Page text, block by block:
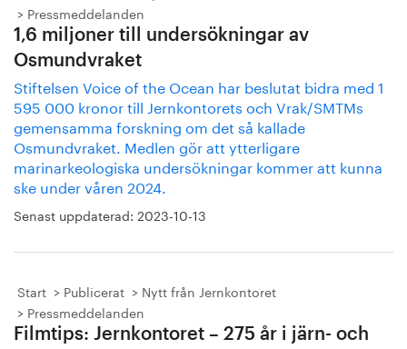
Pressmeddelanden
1,6 miljoner till undersökningar av
Osmundvraket
Stiftelsen Voice of the Ocean har beslutat bidra med 1
595 000 kronor till Jernkontorets och Vrak/SMTMs
gemensamma forskning om det så kallade
Osmundvraket. Medlen gör att ytterligare
marinarkeologiska undersökningar kommer att kunna
ske under våren 2024.
Senast uppdaterad: 2023-10-13
Start Publicerat
Nytt från Jernkontoret
Pressmeddelanden
Filmtips: Jernkontoret – 275 år i järn- och